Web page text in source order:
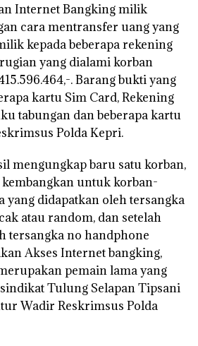
Internet Bangking milik
cara mentransfer uang yang
kepada beberapa rekening
yang dialami korban
. Barang bukti yang
kartu Sim Card, Rekening
tabungan dan beberapa kartu
Polda Kepri.
mengungkap baru satu korban,
untuk korban-
yang didapatkan oleh tersangka
atau random, dan setelah
tersangka no handphone
Akses Internet bangking,
pemain lama yang
Tulung Selapan Tipsani
Wadir Reskrimsus Polda